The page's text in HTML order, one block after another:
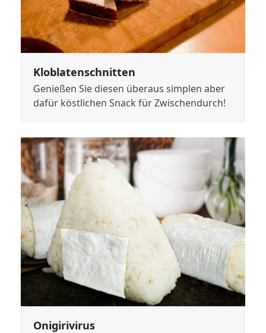
Kloblatenschnitten
Genießen Sie diesen überaus simplen aber
dafür köstlichen Snack für Zwischendurch!
Onigirivirus